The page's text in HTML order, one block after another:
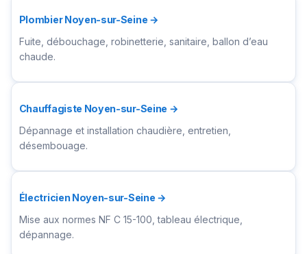
Plombier Noyen-sur-Seine →
Fuite, débouchage, robinetterie, sanitaire, ballon d’eau
chaude.
Chauffagiste Noyen-sur-Seine →
Dépannage et installation chaudière, entretien,
désembouage.
Électricien Noyen-sur-Seine →
Mise aux normes NF C 15-100, tableau électrique,
dépannage.